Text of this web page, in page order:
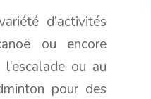
d’activités
ou encore
ou au
pour des